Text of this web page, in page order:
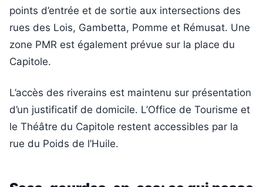
points d’entrée et de sortie aux intersections des
rues des Lois, Gambetta, Pomme et Rémusat. Une
zone PMR est également prévue sur la place du
Capitole.
L’accès des riverains est maintenu sur présentation
d’un justificatif de domicile. L’Office de Tourisme et
le Théâtre du Capitole restent accessibles par la
rue du Poids de l’Huile.